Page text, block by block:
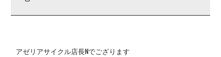
アゼリアサイクル店長Nでござります